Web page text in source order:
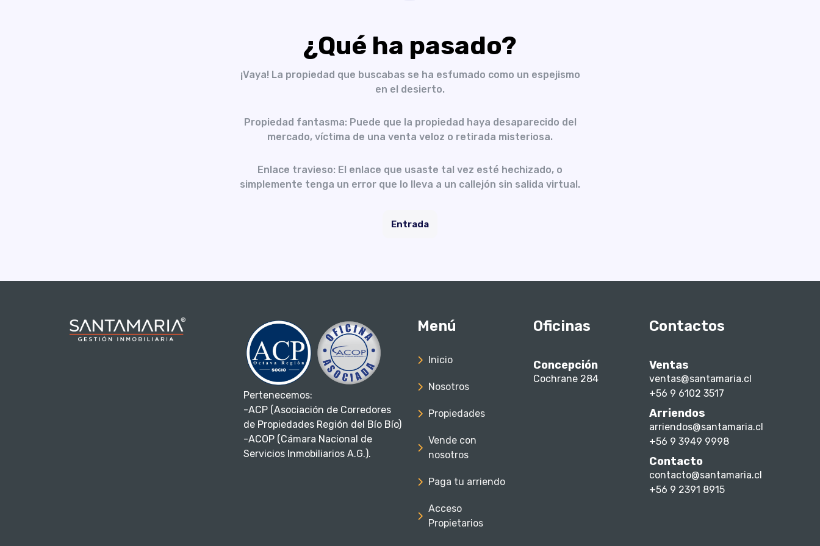
¿Qué ha pasado?
¡Vaya! La propiedad que buscabas se ha esfumado como un espejismo
en el desierto.
Propiedad fantasma: Puede que la propiedad haya desaparecido del
mercado, víctima de una venta veloz o retirada misteriosa.
Enlace travieso: El enlace que usaste tal vez esté hechizado, o
simplemente tenga un error que lo lleva a un callejón sin salida virtual.
Entrada
Pertenecemos:
-ACP (Asociación de Corredores
de Propiedades Región del Bío Bío)
-ACOP (Cámara Nacional de
Servicios Inmobiliarios A.G.).
Menú
Inicio
Nosotros
Propiedades
Vende con
nosotros
Paga tu arriendo
Acceso
Propietarios
Oficinas
Concepción
Cochrane 284
Contactos
Ventas
ventas@santamaria.cl
+56 9 6102 3517
Arriendos
arriendos@santamaria.cl
+56 9 3949 9998
Contacto
contacto@santamaria.cl
+56 9 2391 8915